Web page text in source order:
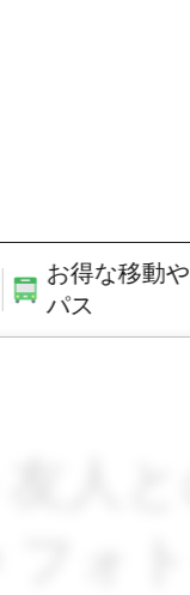
お得な移動
パス
人
フォ